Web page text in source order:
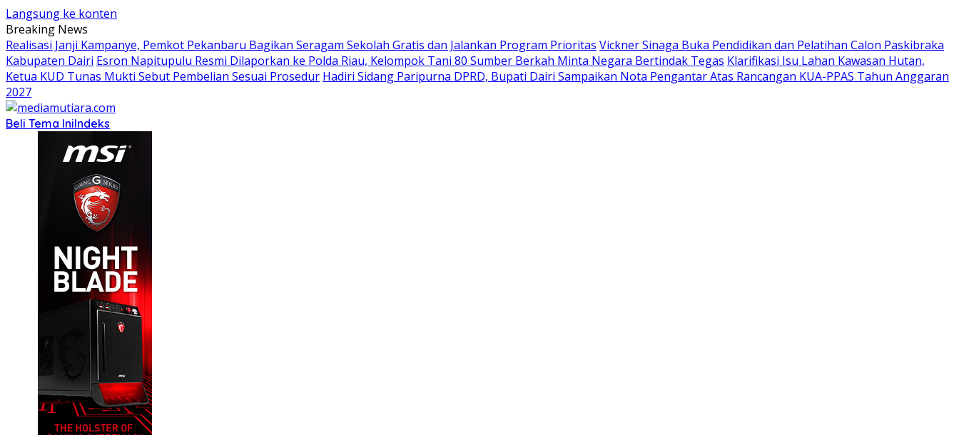
Langsung ke konten
Breaking News
Realisasi Janji Kampanye, Pemkot Pekanbaru Bagikan Seragam Sekolah Gratis dan Jalankan Program Prioritas Vickner Sinaga Buka Pendidikan dan Pelatihan Calon Paskibraka
Kabupaten Dairi Esron Napitupulu Resmi Dilaporkan ke Polda Riau, Kelompok Tani 80 Sumber Berkah Minta Negara Bertindak Tegas Klarifikasi Isu Lahan Kawasan Hutan,
Ketua KUD Tunas Mukti Sebut Pembelian Sesuai Prosedur Hadiri Sidang Paripurna DPRD, Bupati Dairi Sampaikan Nota Pengantar Atas Rancangan KUA-PPAS Tahun Anggaran
2027
Beli Tema IniIndeks